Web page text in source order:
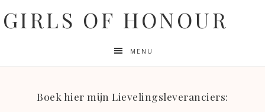
GIRLS OF HONOUR
MENU
Boek hier mijn Lievelingsleveranciers: